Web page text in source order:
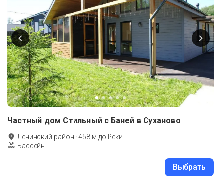
Частный дом Стильный с Баней в Суханово
Ленинский район ·458 м до Реки
Бассейн
Выбрать